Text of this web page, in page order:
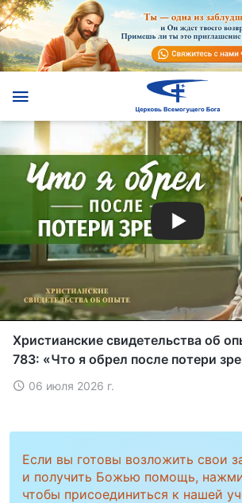
Христианские свидетельства об
783: «Что я обрел после потери
06 июля 2026 г.
Если вы готовы возложить свои
и получить Божью помощь,
чтобы присоединиться к нашей